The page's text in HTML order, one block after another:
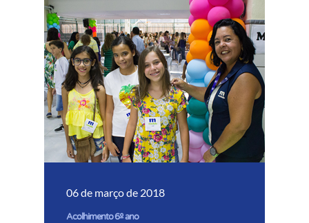
06 de março de 2018
Acolhimento 6º ano